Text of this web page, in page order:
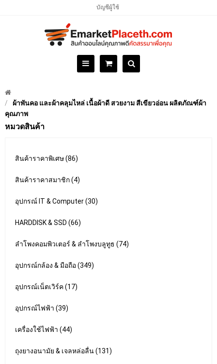
บัญชีผู้ใช้
ผ้าพันคอ และผ้าคลุมไหล่ เนื้อผ้าดี สวยงาม สีเขียวอ่อน ผลิตภัณฑ์ผ้า
คุณภาพ
หมวดสินค้า
สินค้าราคาพิเศษ (86)
สินค้าราคาสมาชิก (4)
อุปกรณ์ IT & Computer (30)
HARDDISK & SSD (66)
ลำโพงคอมพิวเตอร์ & ลำโพงบลูทูธ (74)
อุปกรณ์กล้อง & มือถือ (349)
อุปกรณ์เน็ตเวิร์ค (17)
อุปกรณ์ไฟฟ้า (39)
เครื่องใช้ไฟฟ้า (44)
ถุงยางอนามัย & เจลหล่อลื่น (131)